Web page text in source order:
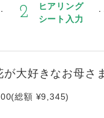
2
ヒアリング
シート入力
が大好きなお母さ
総額 ¥9,345)